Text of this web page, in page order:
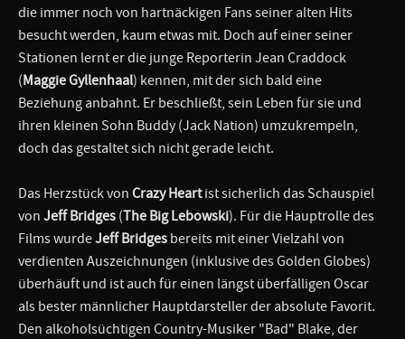
die immer noch von hartnäckigen Fans seiner alten Hits
besucht werden, kaum etwas mit. Doch auf einer seiner
Stationen lernt er die junge Reporterin Jean Craddock
(Maggie Gyllenhaal) kennen, mit der sich bald eine
Beziehung anbahnt. Er beschließt, sein Leben für sie und
ihren kleinen Sohn Buddy (Jack Nation) umzukrempeln,
doch das gestaltet sich nicht gerade leicht.
Das Herzstück von Crazy Heartist sicherlich das Schauspiel
von Jeff Bridges (The Big Lebowski). Für die Hauptrolle des
Films wurdeJeff Bridges bereits mit einer Vielzahl von
verdienten Auszeichnungen (inklusive des Golden Globes)
überhäuft und ist auch für einen längst überfälligen Oscar
als bester männlicher Hauptdarsteller der absolute Favorit.
Den alkoholsüchtigen Country-Musiker "Bad" Blake, der